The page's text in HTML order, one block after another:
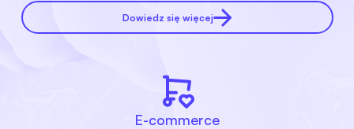
Dowiedz się więcej
E-commerce